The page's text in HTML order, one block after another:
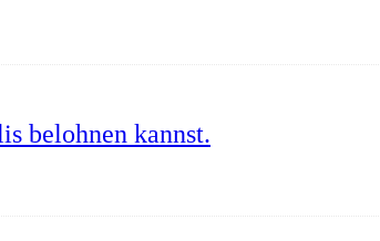
belohnen kannst.